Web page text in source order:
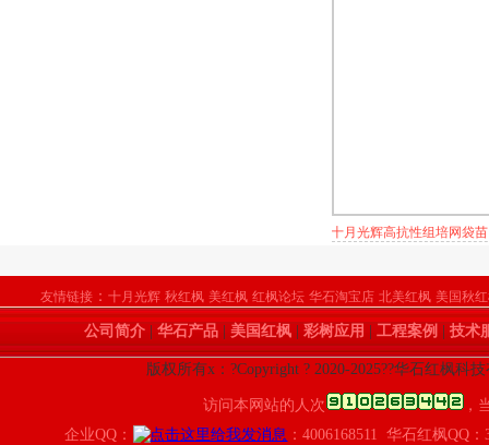
十月光辉高抗性组培网袋苗
友情链接 ： 十月光辉 秋红枫 美红枫 红枫论坛 华石淘宝店 北美红枫 美国秋
公司简介 华石产品 美国红枫 彩树应用 工程案例 技术
版权所有x：?Copyright ? 2020-2025??华石红枫科
访问本网站的人次
，
企业QQ：
：4006168511 华石红枫QQ